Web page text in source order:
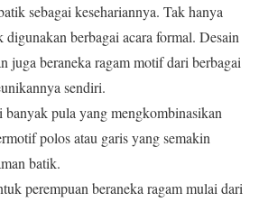
sebagai kesehariannya. Tak hanya
digunakan berbagai acara formal. Desain
juga beraneka ragam motif dari berbagai
sendiri.
banyak pula yang mengkombinasikan
polos atau garis yang semakin
batik.
perempuan beraneka ragam mulai dari